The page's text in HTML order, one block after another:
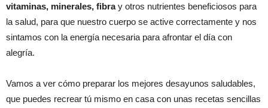
vitaminas, minerales, fibray otros nutrientes beneficiosos para
la salud, para que nuestro cuerpo se active correctamente y nos
sintamos con la energía necesaria para afrontar el día con
alegría.
Vamos a ver cómo preparar los mejores desayunos saludables,
que puedes recrear tú mismo en casa con unas recetas sencillas